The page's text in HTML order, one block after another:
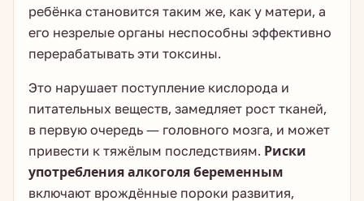
ребёнка становится таким же, как у матери, а
его незрелые органы неспособны эффективно
перерабатывать эти токсины.
Это нарушает поступление кислорода и
питательных веществ, замедляет рост тканей,
в первую очередь — головного мозга, и может
привести к тяжёлым последствиям. Риски
употребления алкоголя беременным
включают врождённые пороки развития,